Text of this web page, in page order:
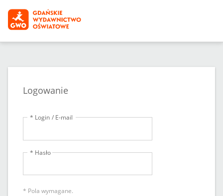
Logowanie
* Login / E-mail
* Hasło
* Pola wymagane.